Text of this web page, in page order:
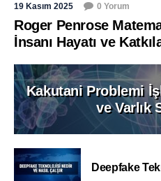
19 Kasım 2025 0 Yorum
Roger Penrose
İnsanı Hayatı ve
Kakutani Problemi
ve Varlık
Deepfake